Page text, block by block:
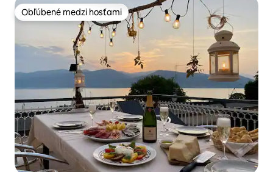
Obľúbené medzi hosťami
Obľúbené medzi hosťami